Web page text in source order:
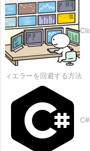
ィエラーを回避する方法